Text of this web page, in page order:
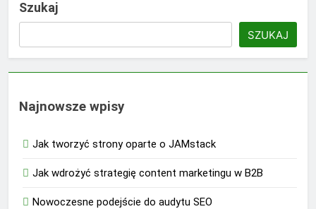
Szukaj
SZUKAJ
Najnowsze wpisy
Jak tworzyć strony oparte o JAMstack
Jak wdrożyć strategię content marketingu w B2B
Nowoczesne podejście do audytu SEO